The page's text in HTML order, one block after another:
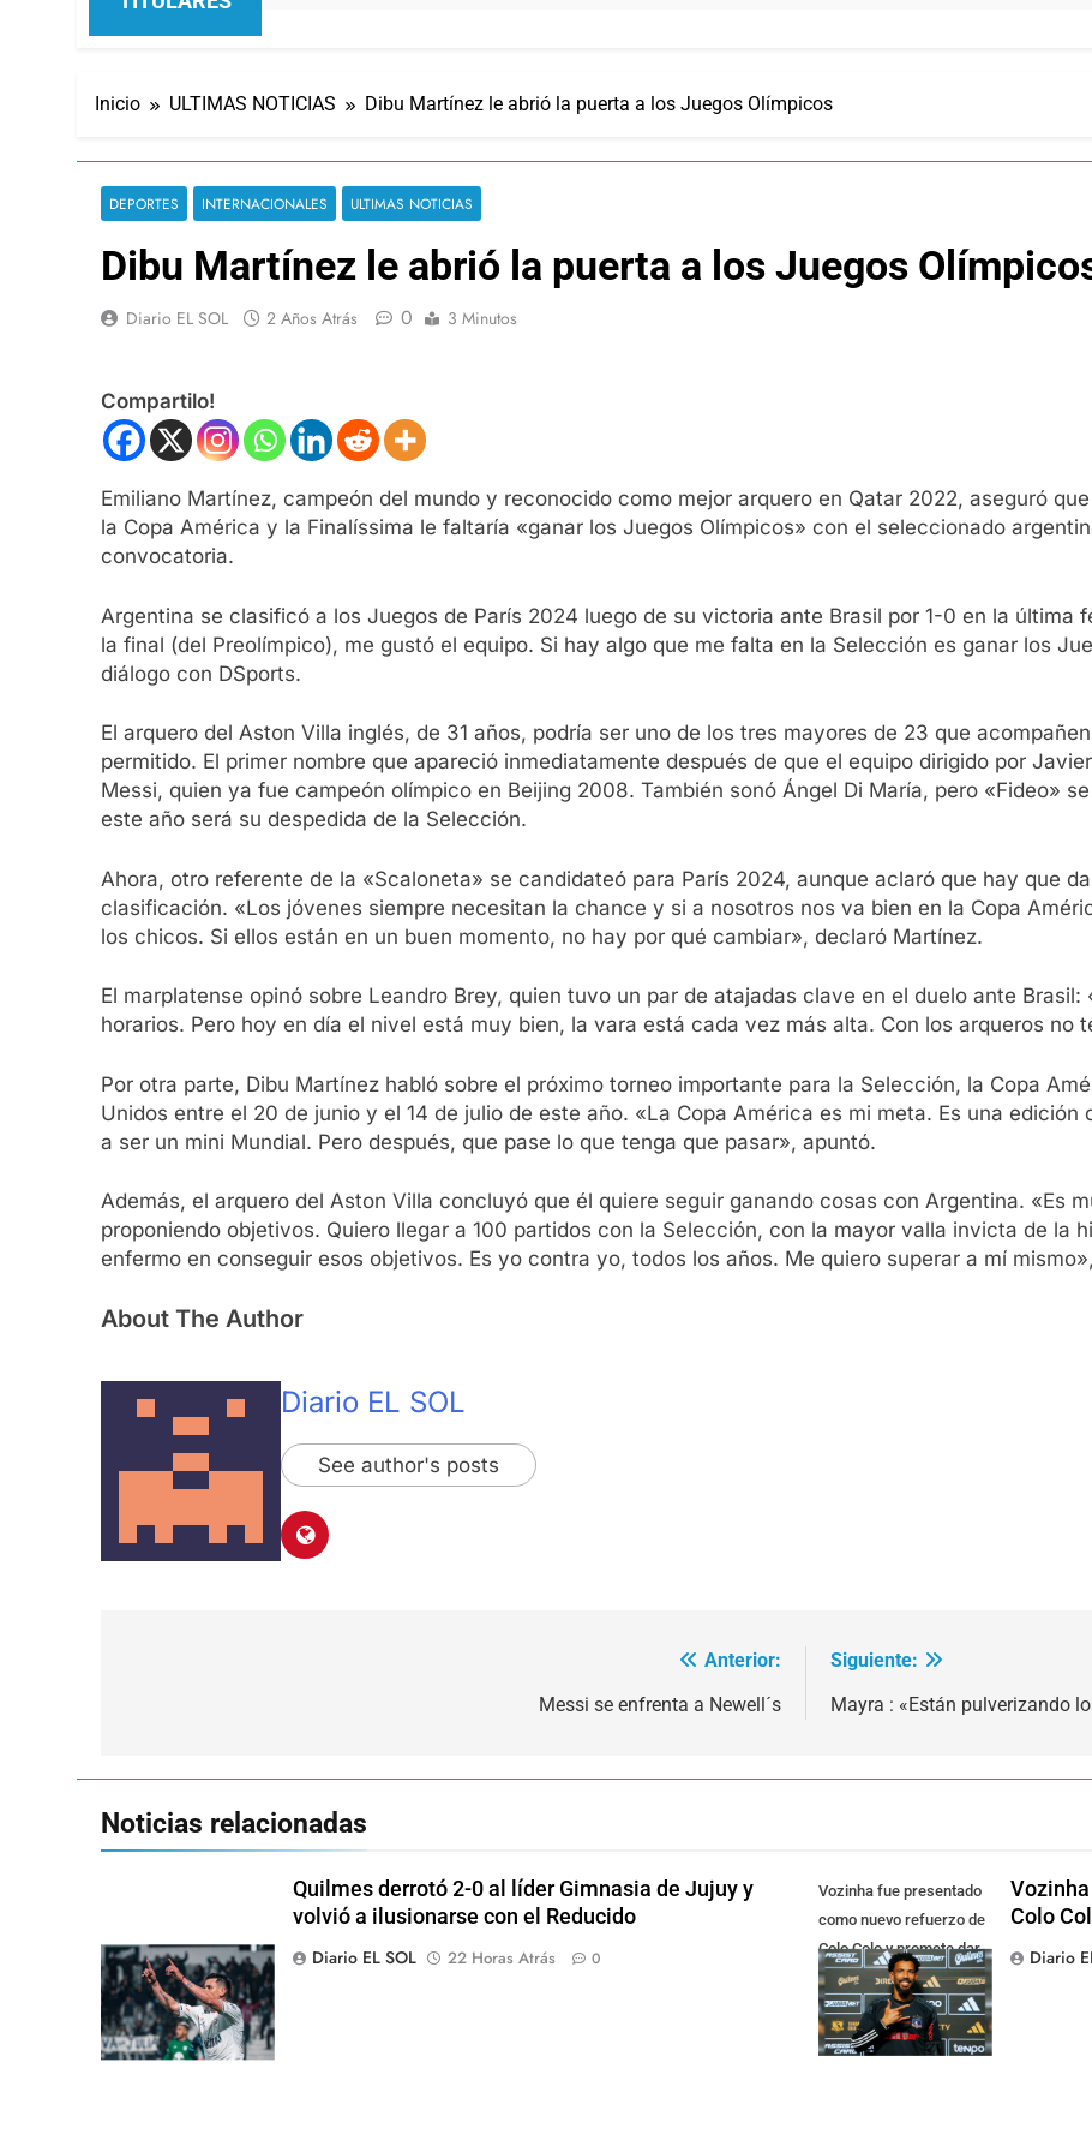
Inicio ULTIMAS NOTICIAS Dibu Martínez le abrió la puerta a los Juegos Olímpicos
DEPORTES INTERNACIONALES ULTIMAS NOTICIAS
Dibu Martínez le abrió la puerta a los Juegos
Diario EL SOL 2 Años Atrás 0 3 Minutos
Compartilo!
Emiliano Martínez, campeón del mundo y reconocido como mejor arquero en Qatar 2022, aseguró
la Copa América y la Finalíssima le faltaría «ganar los Juegos Olímpicos» con el seleccionado
convocatoria.
Argentina se clasificó a los Juegos de París 2024 luego de su victoria ante Brasil por 1-0 en la última
la final (del Preolímpico), me gustó el equipo. Si hay algo que me falta en la Selección es ganar los
diálogo con DSports.
El arquero del Aston Villa inglés, de 31 años, podría ser uno de los tres mayores de 23 que
permitido. El primer nombre que apareció inmediatamente después de que el equipo dirigido por
Messi, quien ya fue campeón olímpico en Beijing 2008. También sonó Ángel Di María, pero «Fideo»
este año será su despedida de la Selección.
Ahora, otro referente de la «Scaloneta» se candidateó para París 2024, aunque aclaró que hay que
clasificación. «Los jóvenes siempre necesitan la chance y si a nosotros nos va bien en la Copa
los chicos. Si ellos están en un buen momento, no hay por qué cambiar», declaró Martínez.
El marplatense opinó sobre Leandro Brey, quien tuvo un par de atajadas clave en el duelo ante
horarios. Pero hoy en día el nivel está muy bien, la vara está cada vez más alta. Con los arqueros no
Por otra parte, Dibu Martínez habló sobre el próximo torneo importante para la Selección, la Copa
Unidos entre el 20 de junio y el 14 de julio de este año. «La Copa América es mi meta. Es una
a ser un mini Mundial. Pero después, que pase lo que tenga que pasar», apuntó.
Además, el arquero del Aston Villa concluyó que él quiere seguir ganando cosas con Argentina. «Es
proponiendo objetivos. Quiero llegar a 100 partidos con la Selección, con la mayor valla invicta de la
enfermo en conseguir esos objetivos. Es yo contra yo, todos los años. Me quiero superar a mí
About The Author
Diario EL SOL
See author's posts
Anterior:
Messi se enfrenta a Newell´s
Siguiente:
Mayra : «Están pulverizando
Noticias relacionadas
Quilmes derrotó 2-0 al líder Gimnasia de Jujuy y
volvió a ilusionarse con el Reducido
Diario EL SOL
22 Horas Atrás 0
Vozinha fue presentado
como nuevo refuerzo de
Colo Colo y promete dar
pelea por el arco
Colo
Diario